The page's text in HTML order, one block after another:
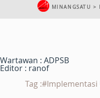
MINANGSATU >
Wartawan : ADPSB
Editor : ranof
Tag